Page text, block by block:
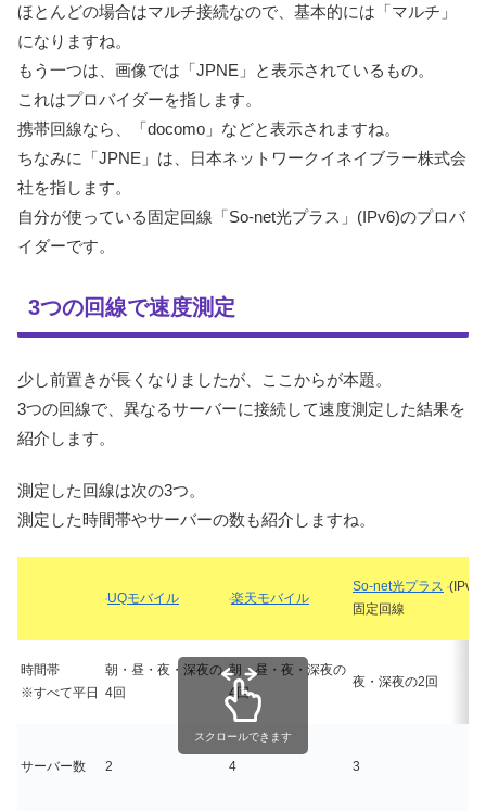
ほとんどの場合はマルチ接続なので、基本的には「マルチ」
になりますね。
もう一つは、画像では「JPNE」と表示されているもの。
これはプロバイダーを指します。
携帯回線なら、「docomo」などと表示されますね。
ちなみに「JPNE」は、日本ネットワークイネイブラー株式会
社を指します。
自分が使っている固定回線「So-net光プラス」(IPv6)のプロバ
イダーです。
3つの回線で速度測定
少し前置きが長くなりましたが、ここからが本題。
3つの回線で、異なるサーバーに接続して速度測定した結果を
紹介します。
測定した回線は次の3つ。
測定した時間帯やサーバーの数も紹介しますね。
UQモバイル 楽天モバイル
So-net光プラス (IPv6)
固定回線
時間帯
※すべて平日
朝・昼・夜・深夜の
4回
朝・昼・夜・深夜の
4回
夜・深夜の2回
サーバー数 2 4 3
スクロールできます